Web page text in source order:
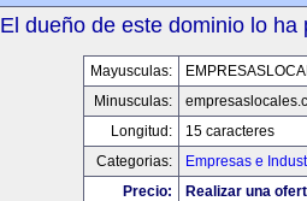
El dueño de este dominio lo ha
Mayusculas:
Minusculas:
Longitud:
15 caracteres
Categorias:
Empresas e
Precio:
Realizar una